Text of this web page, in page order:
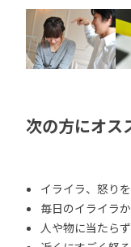
次の方にオス
イライラ、怒り
毎日のイライラ
人や物に当たら